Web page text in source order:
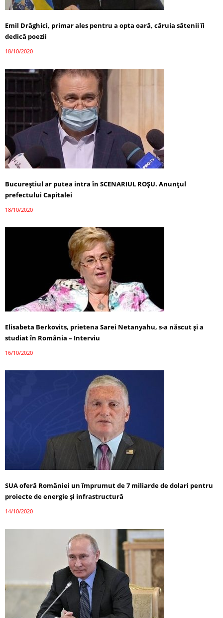
Emil Drăghici, primar ales pentru a opta oară, căruia sătenii îi
dedică poezii
18/10/2020
Bucureștiul ar putea intra în SCENARIUL ROȘU. Anunțul
prefectului Capitalei
18/10/2020
Elisabeta Berkovits, prietena Sarei Netanyahu, s-a născut și a
studiat în România – Interviu
16/10/2020
SUA oferă României un împrumut de 7 miliarde de dolari pentru
proiecte de energie și infrastructură
14/10/2020